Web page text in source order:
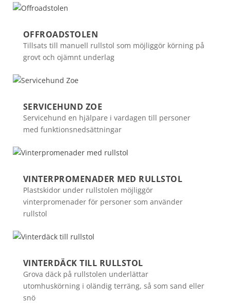
OFFROADSTOLEN
Tillsats till manuell rullstol som möjliggör körning på
grovt och ojämnt underlag
SERVICEHUND ZOE
Servicehund en hjälpare i vardagen till personer
med funktionsnedsättningar
VINTERPROMENADER MED RULLSTOL
Plastskidor under rullstolen möjliggör
vinterpromenader för personer som använder
rullstol
VINTERDÄCK TILL RULLSTOL
Grova däck på rullstolen underlättar
utomhuskörning i oländig terräng, så som sand eller
snö